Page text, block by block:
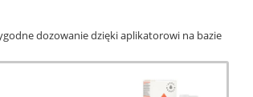
dozowanie dzięki aplikatorowi na bazie